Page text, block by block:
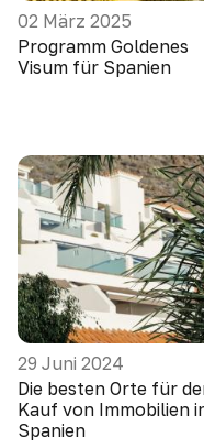
02 März 2025
Programm Goldenes
Visum für Spanien
29 Juni 2024
Die besten Orte für
Kauf von Immobilien
Spanien